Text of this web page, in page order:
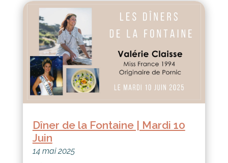
Dîner de la Fontaine | Mardi 10
Juin
14 mai 2025